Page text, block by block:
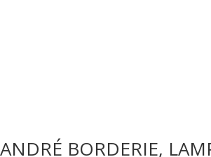
ANDRÉ BORDERIE,